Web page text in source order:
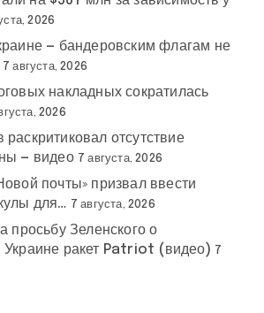
2026
— бандеровским флагам не
7 августа, 2026
накладных сократилась
2026
отсутствие
— видео 7 августа, 2026
почты» призвал ввести
для… 7 августа, 2026
просьбу Зеленского о
Украине ракет Patriot (видео) 7